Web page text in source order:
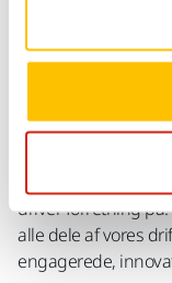
driver forretning
alle dele af vores
engagerede,